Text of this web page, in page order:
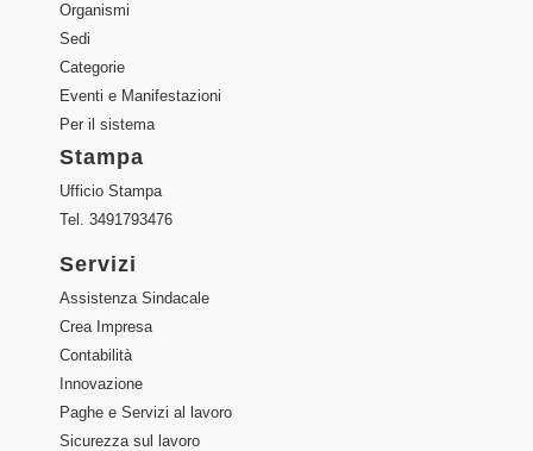
Organismi
Sedi
Categorie
Eventi e Manifestazioni
Per il sistema
Stampa
Ufficio Stampa
Tel. 3491793476
Servizi
Assistenza Sindacale
Crea Impresa
Contabilità
Innovazione
Paghe e Servizi al lavoro
Sicurezza sul lavoro